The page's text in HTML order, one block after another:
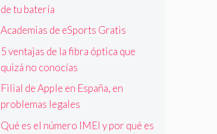
de tu batería
Academias de eSports Gratis
5 ventajas de la fibra óptica que
quizá no conocías
Filial de Apple en España, en
problemas legales
Qué es el número IMEI y por qué es